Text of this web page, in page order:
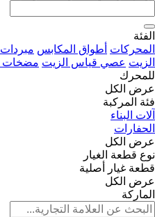
الفئة
المحركات أطواق المكابس مبردات
الزيت عصي قياس الزيت مضخات
للمحرك
عرض الكل
فئة المركبة
آلات البناء
الحفارات
عرض الكل
نوع قطعة الغيار
قطعة غيار أصلية
عرض الكل
الماركة